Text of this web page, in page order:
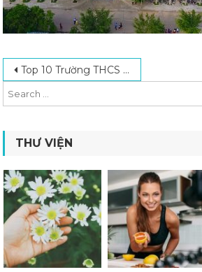
Post navigation
Top 10 Trường THCS Quốc Tế Tại TPHCM Tốt Nhất Hiện Nay
THƯ VIỆN